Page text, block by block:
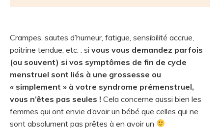
Crampes, sautes d’humeur, fatigue, sensibilité accrue,
poitrine tendue, etc. : si vous vous demandez parfois
(ou souvent) si vos symptômes de fin de cycle
menstruel sont liés à une grossesse ou
« simplement » à votre syndrome prémenstruel,
vous n’êtes pas seules ! Cela concerne aussi bien les
femmes qui ont envie d’avoir un bébé que celles qui ne
sont absolument pas prêtes à en avoir un